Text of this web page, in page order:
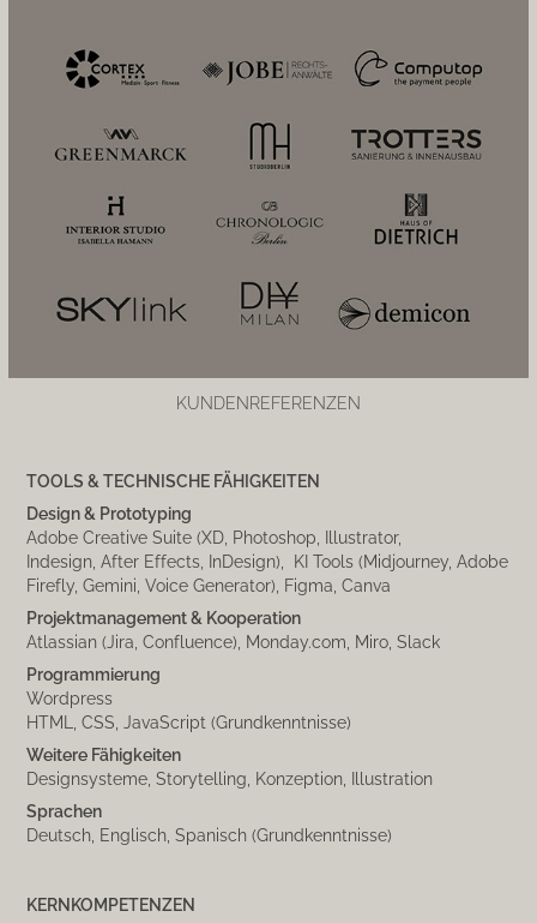
KUNDENREFERENZEN
TOOLS & TECHNISCHE FÄHIGKEITEN
Design & Prototyping
Adobe Creative Suite (XD, Photoshop, Illustrator,
Indesign, After Effects, InDesign), KI Tools (Midjourney, Adobe
Firefly, Gemini, Voice Generator), Figma, Canva
Projektmanagement & Kooperation
Atlassian (Jira, Confluence), Monday.com, Miro, Slack
Programmierung
Wordpress
HTML, CSS, JavaScript (Grundkenntnisse)
Weitere Fähigkeiten
Designsysteme, Storytelling, Konzeption, Illustration
Sprachen
Deutsch, Englisch, Spanisch (Grundkenntnisse)
KERNKOMPETENZEN